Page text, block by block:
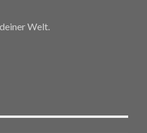
Welt.